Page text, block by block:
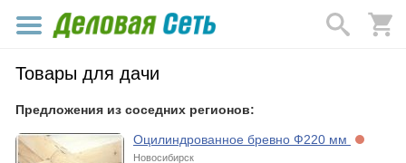
Товары для дачи
Предложения из соседних регионов:
Оцилиндрованное бревно Ф220 мм
Новосибирск